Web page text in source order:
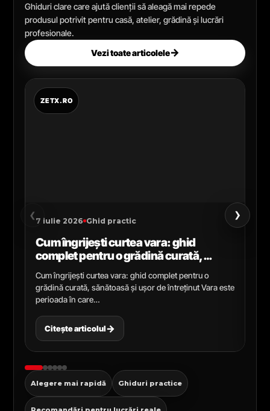
Ghiduri clare care ajută clienții să aleagă mai repede
produsul potrivit pentru casă, atelier, grădină și lucrări
profesionale.
Vezi toate articolele→
‹ 7 iulie 2026 Ghid practic
Cum îngrijești curtea vara: ghid
complet pentru o grădină curată,
sănătoasă și ușor de întreținut
Cum îngrijești curtea vara: ghid complet pentru o
grădină curată, sănătoasă și ușor de întreținut Vara este
perioada în care…
Citește articolul→
›
Alegere mai rapidă Ghiduri practice